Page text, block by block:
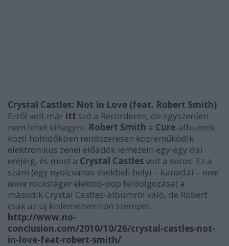
Crystal Castles: Not In Love (feat. Robert Smith)
Erről volt már itt szó a Recorderen, de egyszerűen
nem lehet kihagyni. Robert Smith a Cure-albumok
közti holtidőkben rendszeresen közreműködik
elektronikus zenei előadók lemezein egy-egy dal
erejéig, és most a Crystal Castlesvolt a soros. Ez a
szám (egy nyolcvanas évekbeli helyi – kanadai – new
wave rocksláger elektro-pop feldolgozása) a
második Crystal Castles-albumról való, de Robert
csak az új kislemezverzión szerepel.
http://www.no-
conclusion.com/2010/10/26/crystal-castles-not-
in-love-feat-robert-smith/